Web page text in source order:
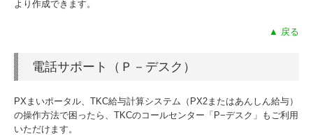
より作成できます。
▲ 戻る
電話サポート（Ｐ－デスク）
PXまいポータル、TKC給与計算システム（PX2またはあんしん給与）
の操作方法で困ったら、TKCのコールセンター「P−デスク」もご利用
いただけます。